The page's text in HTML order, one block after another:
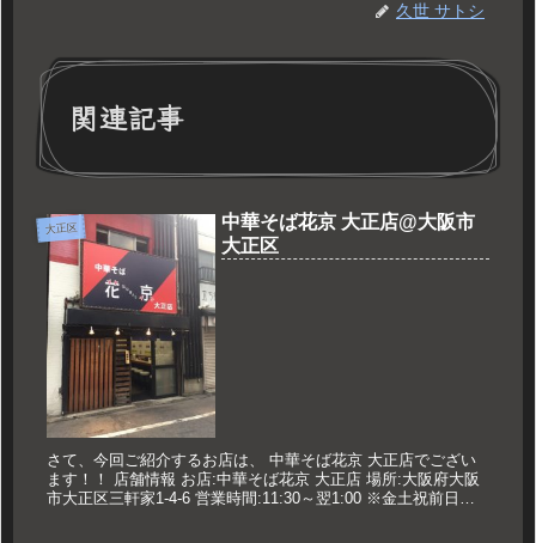
久世 サトシ
関連記事
大正区
中華そば花京 大正店@大阪市
大正区
さて、今回ご紹介するお店は、 中華そば花京 大正店でござい
ます！！ 店舗情報 お店:中華そば花京 大正店 場所:大阪府大阪
市大正区三軒家1-4-6 営業時間:11:30～翌1:00 ※金土祝前日は